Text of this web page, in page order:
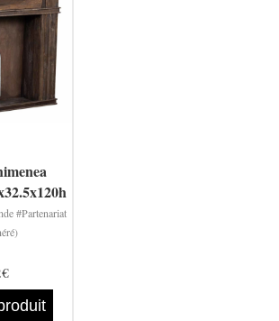
#Partenariat